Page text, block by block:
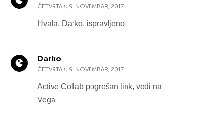
ČETVRTAK, 9. NOVEMBAR, 2017.
Hvala, Darko, ispravljeno
Darko
ČETVRTAK, 9. NOVEMBAR, 2017.
Active Collab pogrešan link, vodi na
Vega